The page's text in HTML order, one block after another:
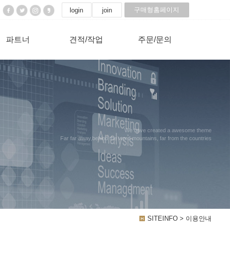
login join 구매형홈페이지
파트너 견적/작업 주문/문의
We have created a awesome theme
Far far away,behind the word mountains, far from the countries
SITEINFO > 이용안내